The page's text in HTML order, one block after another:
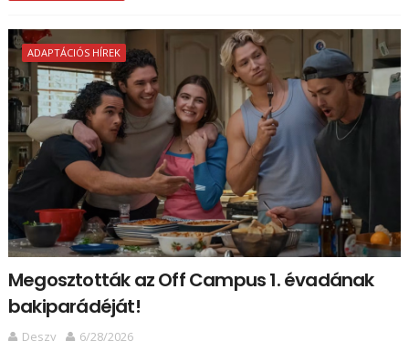
ADAPTÁCIÓS HÍREK
Megosztották az Off Campus 1. évadának
bakiparádéját!
Deszy
6/28/2026